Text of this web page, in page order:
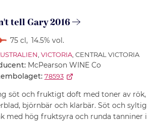
tell Gary 2016
75 cl , 14.5% vol.
, VICTORIA, CENTRAL VICTORIA
McPearson WINE Co
78593
söt och fruktigt doft med toner av rök,
björnbär och klarbär. Söt och syltig
med hög fruktsyra och runda tanniner i